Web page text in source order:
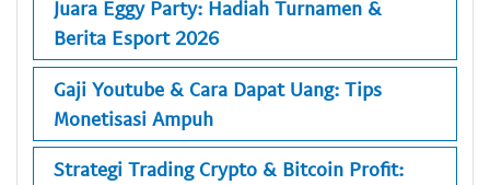
Juara Eggy Party: Hadiah Turnamen &
Berita Esport 2026
Gaji Youtube & Cara Dapat Uang: Tips
Monetisasi Ampuh
Strategi Trading Crypto & Bitcoin Profit: